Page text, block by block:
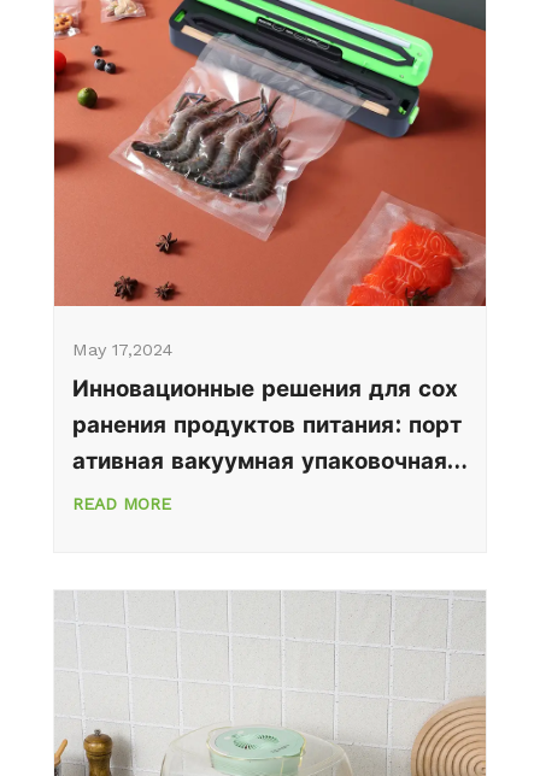
May 17,2024
Инновационные решения для сох
ранения продуктов питания: порт
ативная вакуумная упаковочная
машина
READ MORE